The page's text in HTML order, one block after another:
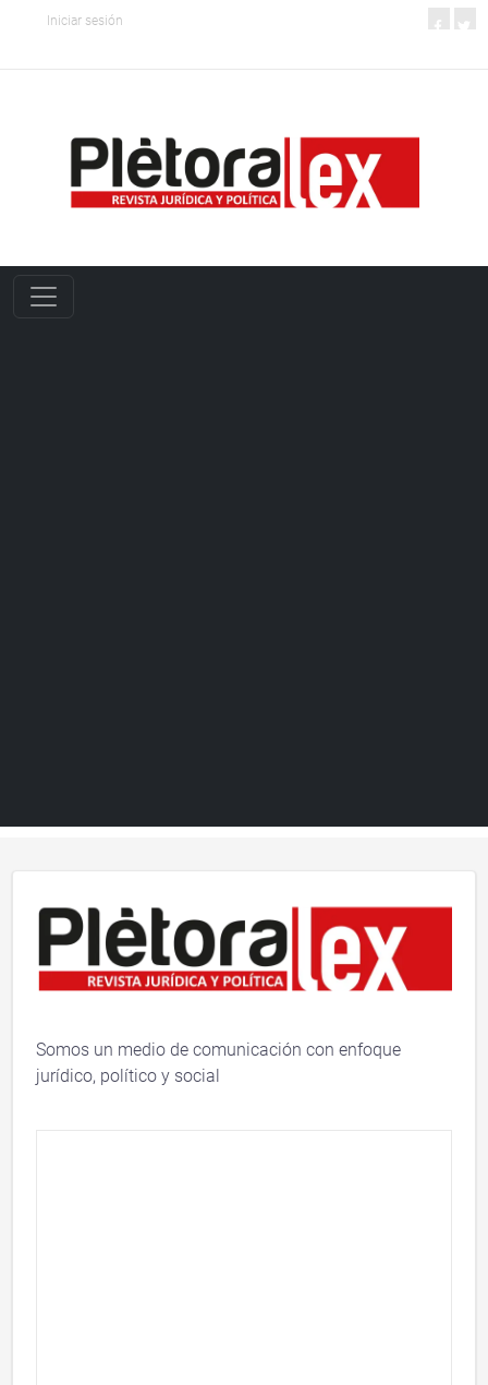
Iniciar sesión
Somos un medio de comunicación con enfoque
jurídico, político y social